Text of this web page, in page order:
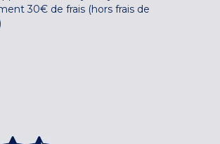
30€ de frais (hors frais de